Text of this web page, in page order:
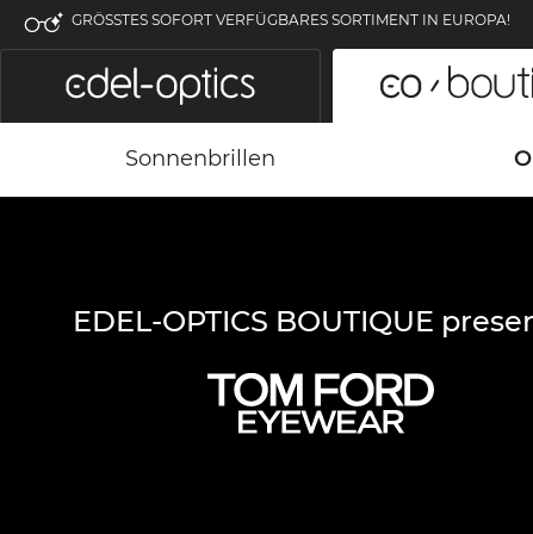
GRÖSSTES SOFORT VERFÜGBARES SORTIMENT IN EUROPA!
Sonnenbrillen
EDEL-OPTICS BOUTIQUE